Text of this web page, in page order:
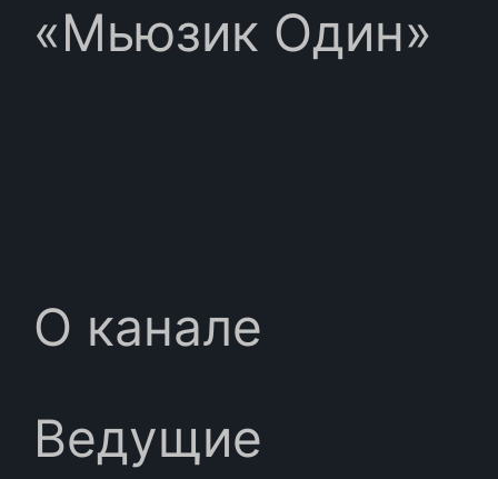
«Мьюзик Один»
О канале
Ведущие